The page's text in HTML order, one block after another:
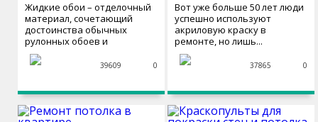
Жидкие обои – отделочный
материал, сочетающий
достоинства обычных
рулонных обоев и
штукатурки. С помощью...
0
39609
Вот уже больше 50 лет люди
успешно используют
акриловую краску в
ремонте, но лишь...
0
37865